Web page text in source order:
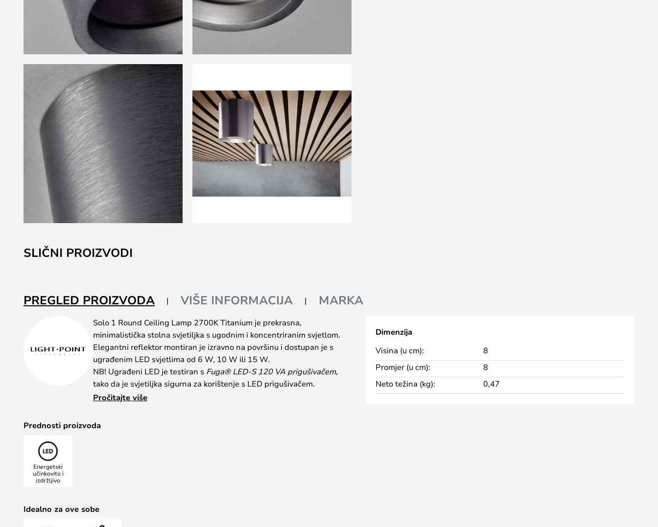
to
the
the
images
SLIČNI PROIZVODI
PREGLED PROIZVODA VIŠE INFORMACIJA MARKA
Solo 1 Round Ceiling Lamp 2700K Titanium je prekrasna,
minimalistička stolna svjetiljka s ugodnim i koncentriranim svjetlom.
Elegantni reflektor montiran je izravno na površinu i dostupan je s
ugrađenim LED svjetlima od 6 W, 10 W ili 15 W.
NB! Ugrađeni LED je testiran s Fuga® LED-S 120 VA prigušivačem,
tako da je svjetiljka sigurna za korištenje s LED prigušivačem.
Ovo je idealno rješenje za hodnike, kuhinje i spavaće sobe—svugdje
dizajna. Upotrijebite jednostavnu svjetiljku u nizu kako biste
Pročitajte više
Prednosti proizvoda
Energetski
učinkovito i
izdržljivo
Idealno za ove sobe
Dimenzija
Visina (u cm):
8
Promjer (u cm):
8
Neto težina (kg):
0,47